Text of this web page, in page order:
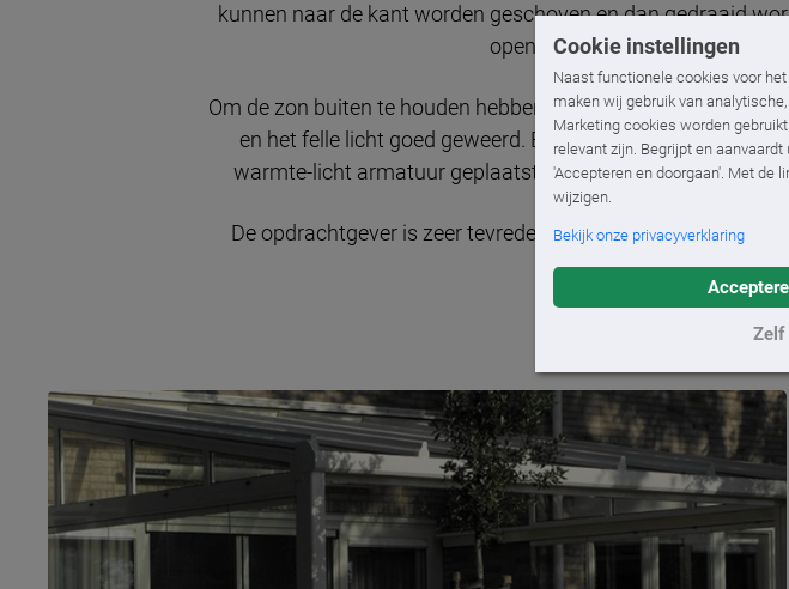
Cookie instellingen
Naast functionele cookies voor
maken wij gebruik van
Marketing cookies worden
relevant zijn. Begrijpt en
'Accepteren en doorgaan'. Met de
wijzigen.
Bekijk onze privacyverklaring
Zelf
kunnen naar de kant worden geschoven en dan gedraaid
open worden geschoven of als
Om de zon buiten te houden hebben we een onderliggende
en het felle licht goed geweerd. En om de
warmte-licht armatuur geplaatst. de verlichting en de
De opdrachtgever is zeer tevreden met het resultaat en
doorgebracht. Echt een